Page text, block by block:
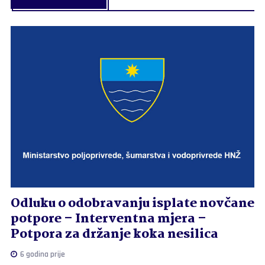
Odluku o odobravanju isplate novčane
potpore – Interventna mjera –
Potpora za držanje koka nesilica
6 godina prije